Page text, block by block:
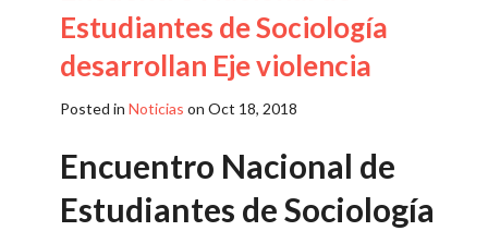
Estudiantes de Sociología
desarrollan Eje violencia
Posted in Noticias on Oct 18, 2018
Encuentro Nacional de
Estudiantes de Sociología